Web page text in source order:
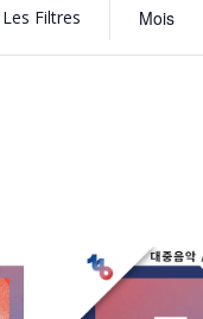
Filtres Mois